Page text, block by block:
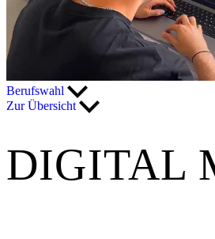
Berufswahl
Zur Übersicht
DIGITAL